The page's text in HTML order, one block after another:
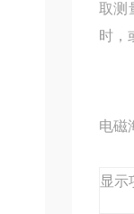
取测
时，
电磁
显示